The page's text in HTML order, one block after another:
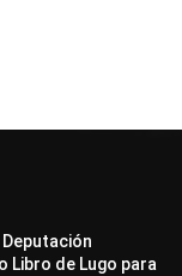
Libro de Lugo para